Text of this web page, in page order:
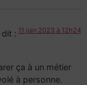
dit : 11 juin 2023 à 12h24
ça à un métier
à personne.